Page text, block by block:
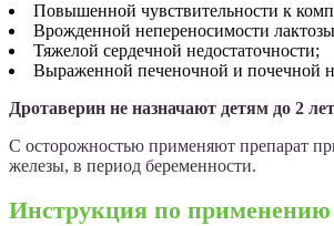
Повышенной чувствительности к
Врожденной непереносимости
Тяжелой сердечной недостаточности;
Выраженной печеночной и почечной
Дротаверин не назначают детям до 2
С осторожностью применяют препарат
железы, в период беременности.
Инструкция по применению